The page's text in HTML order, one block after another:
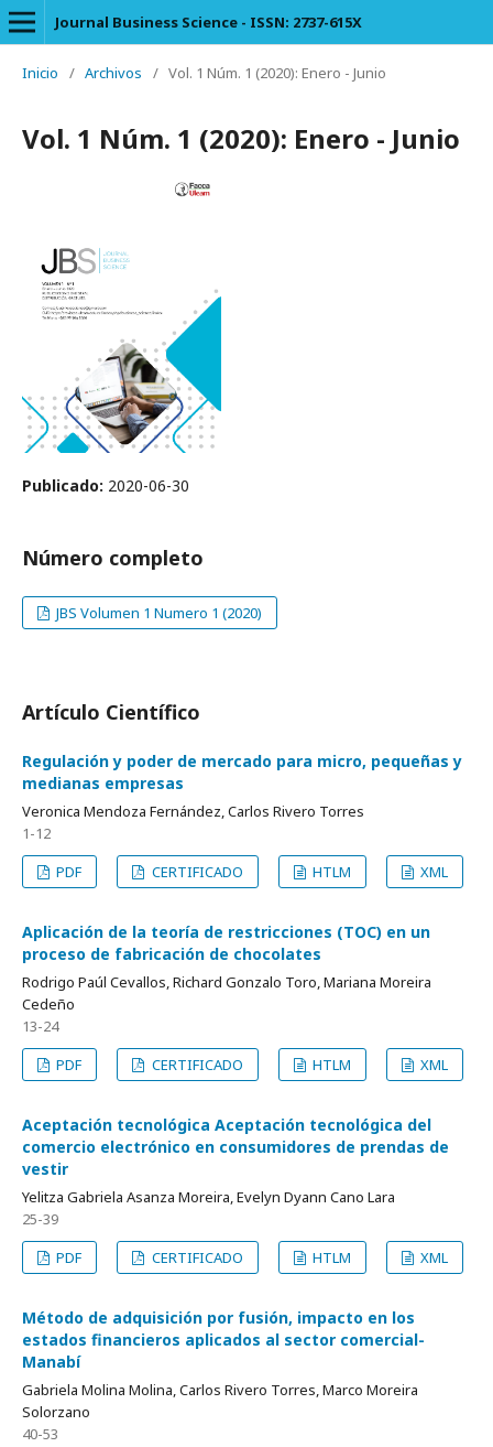
Journal Business Science - ISSN: 2737-615X
Inicio / Archivos / Vol. 1 Núm. 1 (2020): Enero - Junio
Vol. 1 Núm. 1 (2020): Enero - Junio
Publicado: 2020-06-30
Número completo
JBS Volumen 1 Numero 1 (2020)
Artículo Científico
Regulación y poder de mercado para micro, pequeñas y
medianas empresas
Veronica Mendoza Fernández, Carlos Rivero Torres
1-12
PDF
CERTIFICADO HTLM XML
Aplicación de la teoría de restricciones (TOC) en un
proceso de fabricación de chocolates
Rodrigo Paúl Cevallos, Richard Gonzalo Toro, Mariana Moreira
Cedeño
13-24
PDF
CERTIFICADO HTLM XML
Aceptación tecnológica Aceptación tecnológica del
comercio electrónico en consumidores de prendas de
vestir
Yelitza Gabriela Asanza Moreira, Evelyn Dyann Cano Lara
25-39
PDF
CERTIFICADO HTLM XML
Método de adquisición por fusión, impacto en los
estados financieros aplicados al sector comercial-
Manabí
Gabriela Molina Molina, Carlos Rivero Torres, Marco Moreira
Solorzano
40-53